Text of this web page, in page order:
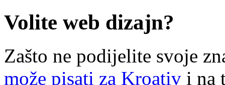
Volite web dizajn?
Zašto ne podijelite svoje
može pisati za Kroativ i na